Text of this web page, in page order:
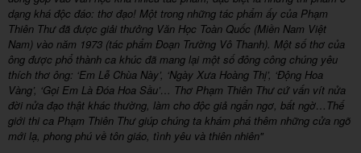
dạng khá độc đáo: thơ đạo! Một trong những tác phẩm ấy của Phạm
Thiên Thư đã được giải thưởng Văn Học Toàn Quốc (Miền Nam Việt
Nam) vào năm 1973 (tác phẩm Đoạn Trường Vô Thanh). Một số thơ của
ông được phổ thành ca khúc đã mang lại một số đông công chúng yêu
thích thơ ông: ‘Em Lễ Chùa Này’, ‘Ngày Xưa Hoàng Thị’, ‘Động Hoa
Vàng’, ‘Gọi Em Là Đóa Hoa Sầu’… Thơ Phạm Thiên Thư cứ vấn vít nửa
đời nửa đạo thật khác thường, làm cho độc giả ngẩn ngơ, bất ngờ…Thế
giới thi ca Phạm Thiên Thư giúp chúng ta khám phá thêm những cửa ngõ
mới lạ, phong phú về tôn giáo, tình yêu và thiên nhiên"